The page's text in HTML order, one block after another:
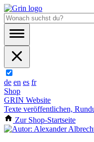
de en es fr
Shop
GRIN Website
Texte veröffentlichen,
Zur Shop-Startseite